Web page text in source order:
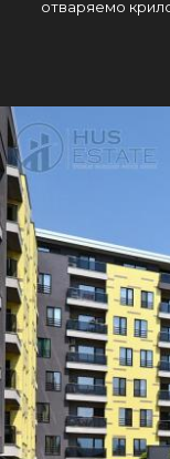
отваряемо